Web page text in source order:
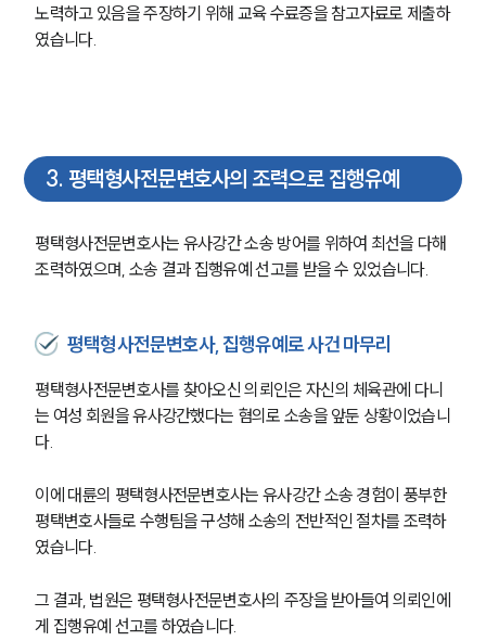
노력하고 있음을 주장하기 위해 교육 수료증을 참고자료로 제출하
였습니다.
3. 평택형사전문변호사의 조력으로 집행유예
평택형사전문변호사는 유사강간 소송 방어를 위하여 최선을 다해
조력하였으며, 소송 결과 집행유예 선고를 받을 수 있었습니다.
평택형사전문변호사, 집행유예로 사건 마무리
평택형사전문변호사를 찾아오신 의뢰인은 자신의 체육관에 다니
는 여성 회원을 유사강간했다는 혐의로 소송을 앞둔 상황이었습니
다.
이에 대륜의 평택형사전문변호사는 유사강간 소송 경험이 풍부한
평택변호사들로 수행팀을 구성해 소송의 전반적인 절차를 조력하
였습니다.
그 결과, 법원은 평택형사전문변호사의 주장을 받아들여 의뢰인에
게 집행유예 선고를 하였습니다.